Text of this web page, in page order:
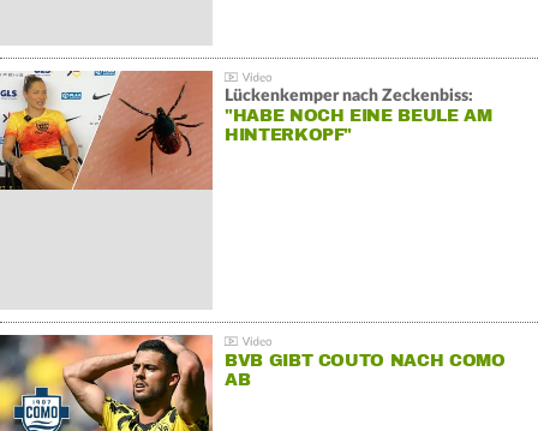
Lückenkemper nach Zeckenbiss:
"HABE NOCH EINE BEULE AM
HINTERKOPF"
BVB GIBT COUTO NACH COMO
AB